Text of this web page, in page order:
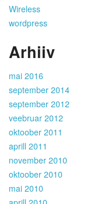
Wireless
wordpress
Arhiiv
mai 2016
september 2014
september 2012
veebruar 2012
oktoober 2011
aprill 2011
november 2010
oktoober 2010
mai 2010